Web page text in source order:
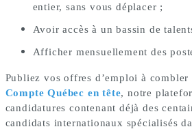
entier, sans vous déplacer ;
Avoir accès à un bassin de
Afficher mensuellement des
Publiez vos offres d’emploi à combler
Compte Québec en tête, notre
candidatures contenant déjà des
candidats internationaux spécialisés